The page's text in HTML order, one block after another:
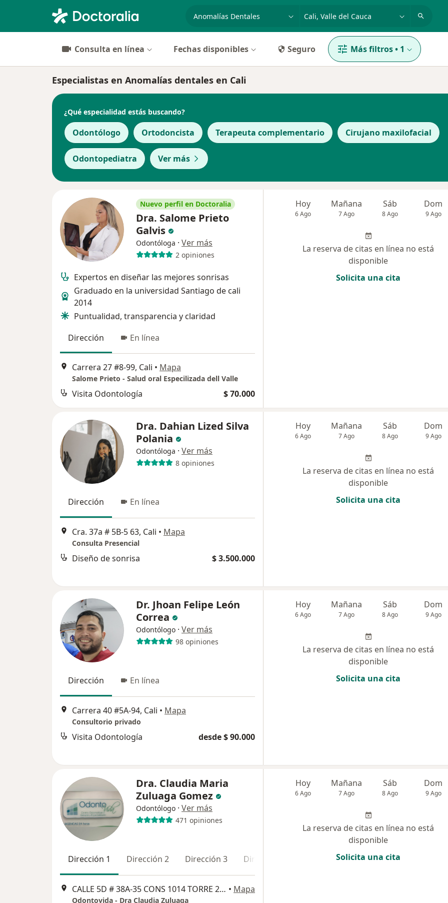
especialidad, enfermedad o nombre
Consulta en línea Fechas disponibles Seguro Más filtros• 1
Especialistas en Anomalías dentales en Cali
¿Qué especialidad estás buscando?
Odontólogo Ortodoncista Terapeuta complementario Cirujano maxilofacial
Odontopediatra Ver más
Nuevo perfil en Doctoralia
Dra. Salome Prieto
Galvis
Odontóloga · Ver más
2 opiniones
Expertos en diseñar las mejores sonrisas
Graduado en la universidad Santiago de cali
2014
Puntualidad, transparencia y claridad
Dirección
En línea
Carrera 27 #8-99, Cali • Mapa
Salome Prieto - Salud oral Especilizada dell Valle
Visita Odontología $ 70.000
Hoy
6 Ago
Mañana
7 Ago
Sáb
8 Ago
Dom
9 Ago
La reserva de citas en línea no está
disponible
Solicita una cita
Dra. Dahian Lized Silva
Polania
Odontóloga · Ver más
8 opiniones
Dirección En línea
Cra. 37a # 5B-5 63, Cali • Mapa
Consulta Presencial
Diseño de sonrisa $ 3.500.000
Hoy
6 Ago
Mañana
7 Ago
Sáb
8 Ago
Dom
9 Ago
La reserva de citas en línea no está
disponible
Solicita una cita
Dr. Jhoan Felipe León
Correa
Odontólogo · Ver más
98 opiniones
Dirección En línea
Carrera 40 #5A-94, Cali • Mapa
Consultorio privado
Visita Odontología desde $ 90.000
Hoy
6 Ago
Mañana
7 Ago
Sáb
8 Ago
Dom
9 Ago
La reserva de citas en línea no está
disponible
Solicita una cita
Dra. Claudia Maria
Zuluaga Gomez
Odontólogo · Ver más
471 opiniones
Dirección 1 Dirección 2 Dirección 3 Dirección 4 Dirección 5 Dirección 6
CALLE 5D # 38A‐35 CONS 1014 TORRE 2, Cali • Mapa
Odontovida - Dra Claudia Zuluaga
Hoy
6 Ago
Mañana
7 Ago
Sáb
8 Ago
Dom
9 Ago
La reserva de citas en línea no está
disponible
Solicita una cita